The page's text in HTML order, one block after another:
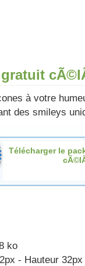
à votre
des smileys
Télécharger le
ko
- Hauteur 32px